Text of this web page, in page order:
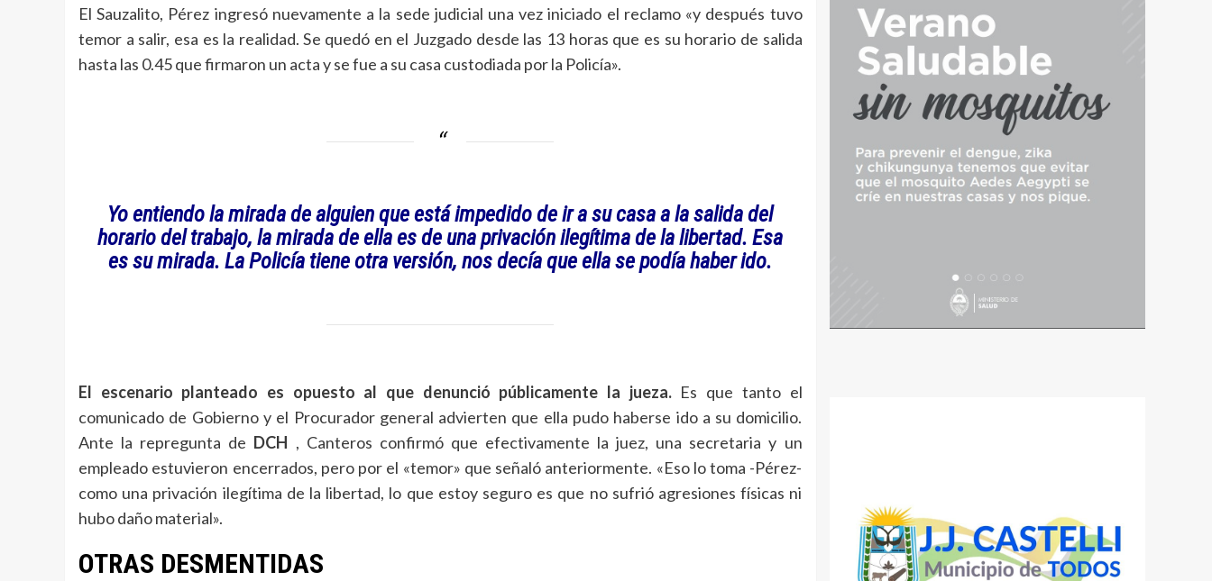
El Sauzalito, Pérez ingresó nuevamente a la sede judicial una vez iniciado el reclamo «y después tuvo
temor a salir, esa es la realidad. Se quedó en el Juzgado desde las 13 horas que es su horario de salida
hasta las 0.45 que firmaron un acta y se fue a su casa custodiada por la Policía».
Yo entiendo la mirada de alguien que está impedido de ir a su casa a la salida del
horario del trabajo, la mirada de ella es de una privación ilegítima de la libertad. Esa
es su mirada. La Policía tiene otra versión, nos decía que ella se podía haber ido.
El escenario planteado es opuesto al que denunció públicamente la jueza.Es que tanto el
comunicado de Gobierno y el Procurador general advierten que ella pudo haberse ido a su domicilio.
Ante la repregunta de DCH , Canteros confirmó que efectivamente la juez, una secretaria y un
empleado estuvieron encerrados, pero por el «temor» que señaló anteriormente. «Eso lo toma -Pérez-
como una privación ilegítima de la libertad, lo que estoy seguro es que no sufrió agresiones físicas ni
hubo daño material».
OTRAS DESMENTIDAS